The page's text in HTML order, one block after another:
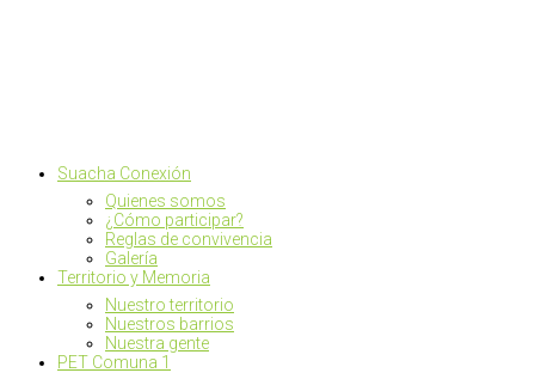
Suacha Conexión
Quienes somos
¿Cómo participar?
Reglas de convivencia
Galería
Territorio y Memoria
Nuestro territorio
Nuestros barrios
Nuestra gente
PET Comuna 1